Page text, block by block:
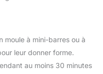
moule à mini-barres ou à
leur donner forme.
au moins 30 minutes